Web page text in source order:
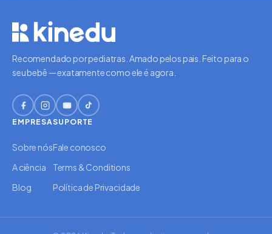
Recomendado por pediatras. Amado pelos pais. Feito para o
seu bebê — exatamente como ele é agora.
EMPRESA
Sobre nós
A ciência
Blog
SUPORTE
Fale conosco
Terms & Conditions
Política de Privacidade